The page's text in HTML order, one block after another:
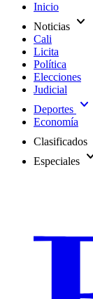
Inicio
Noticias expand_more
Cali
Licita
Política
Elecciones
Judicial
Deportes expand_more
Economía
Clasificados
Especiales